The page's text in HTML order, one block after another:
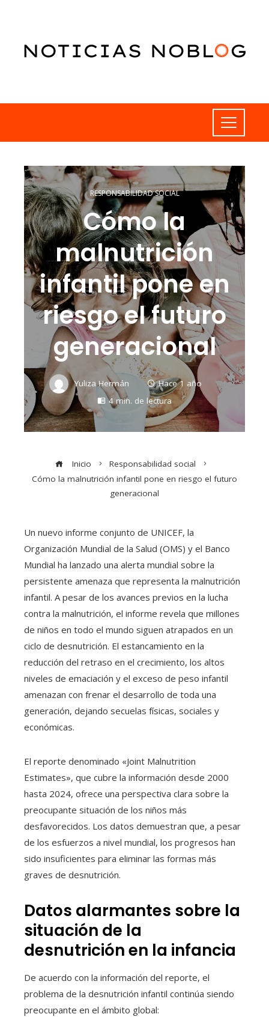
RESPONSABILIDAD SOCIAL
Cómo la
malnutrición
infantil pone en
riesgo el futuro
generacional
Yuliza Hermán
Hace 1 año
4 min. de lectura
Inicio
Responsabilidad social
Cómo la malnutrición infantil pone en riesgo el futuro
generacional
Un nuevo informe conjunto de UNICEF, la
Organización Mundial de la Salud (OMS) y el Banco
Mundial ha lanzado una alerta mundial sobre la
persistente amenaza que representa la malnutrición
infantil. A pesar de los avances previos en la lucha
contra la malnutrición, el informe revela que millones
de niños en todo el mundo siguen atrapados en un
ciclo de desnutrición. El estancamiento en la
reducción del retraso en el crecimiento, los altos
niveles de emaciación y el exceso de peso infantil
amenazan con frenar el desarrollo de toda una
generación, dejando secuelas físicas, sociales y
económicas.
El reporte denominado «Joint Malnutrition
Estimates», que cubre la información desde 2000
hasta 2024, ofrece una perspectiva clara sobre la
preocupante situación de los niños más
desfavorecidos. Los datos demuestran que, a pesar
de los esfuerzos a nivel mundial, los progresos han
sido insuficientes para eliminar las formas más
graves de desnutrición.
Datos alarmantes sobre la
situación de la
desnutrición en la infancia
De acuerdo con la información del reporte, el
problema de la desnutrición infantil continúa siendo
preocupante en el ámbito global: